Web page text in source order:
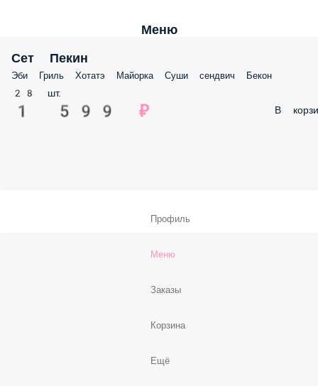
Меню
Сет Пекин
Эби Гриль Хотатэ Майорка Суши сендвич Бекон
28 шт.
1 599 ₽ В
Профиль
Меню
Заказы
Корзина
Ещё